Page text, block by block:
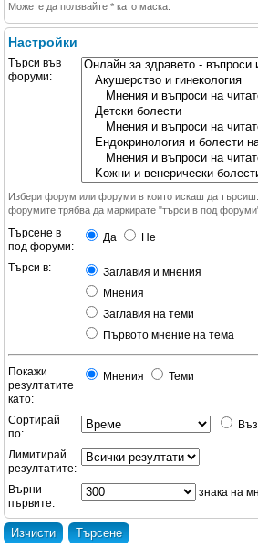
Можете да ползвайте * като маска.
Настройки
Търси във
форуми:
Избери форум или форуми в които искаш да
форумите трябва да маркирате "търси в под
Търсене в
под форуми:
Да Не
Търси в:
Заглавия и мнения
Мнения
Заглавия на теми
Първото мнение на тема
Покажи
резултатите
като:
Мнения Теми
Сортирай
по:
Лимитирай
резултатите:
Върни
първите:
знака на